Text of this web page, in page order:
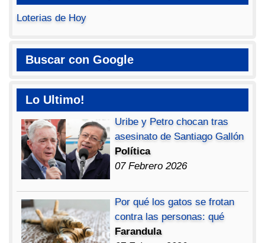
Loterias de Hoy
Buscar con Google
Lo Ultimo!
Uribe y Petro chocan tras
asesinato de Santiago Gallón
Política
07 Febrero 2026
Por qué los gatos se frotan
contra las personas: qué
Farandula